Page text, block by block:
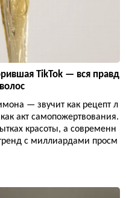
TikTok — вся правд
— звучит как рецепт л
акт самопожертвования.
красоты, а современн
с миллиардами просм